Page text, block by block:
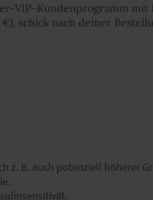
VIP-Kundenprogramm mit
schick nach deiner
z. B. auch potenziell höherer